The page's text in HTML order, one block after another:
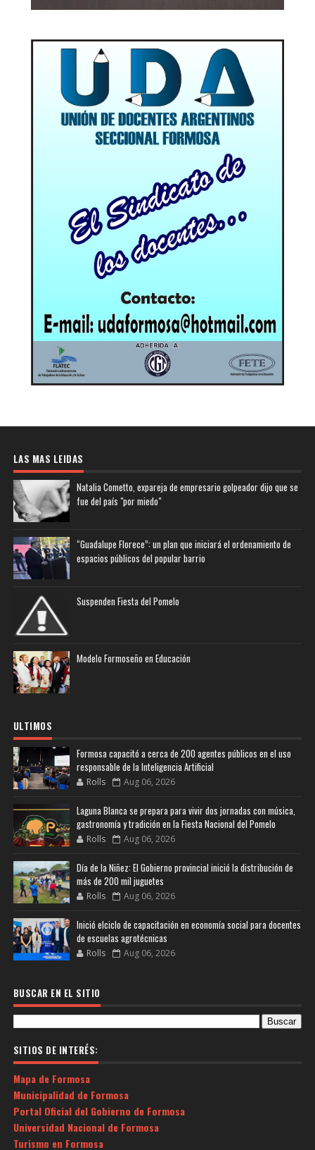
LAS MAS LEIDAS
Natalia Cometto, expareja de empresario golpeador dijo que se
fue del país "por miedo"
“Guadalupe Florece”: un plan que iniciará el ordenamiento de
espacios públicos del popular barrio
Suspenden Fiesta del Pomelo
Modelo Formoseño en Educación
ULTIMOS
Formosa capacitó a cerca de 200 agentes públicos en el uso
responsable de la Inteligencia Artificial
Rolls Aug 06, 2026
Laguna Blanca se prepara para vivir dos jornadas con música,
gastronomía y tradición en la Fiesta Nacional del Pomelo
Rolls Aug 06, 2026
Día de la Niñez: El Gobierno provincial inició la distribución de
más de 200 mil juguetes
Rolls Aug 06, 2026
Inició elciclo de capacitación en economía social para docentes
de escuelas agrotécnicas
Rolls Aug 06, 2026
BUSCAR EN EL SITIO
SITIOS DE INTERÉS:
Mapa de Formosa
Municipalidad de Formosa
Portal Oficial del Gobierno de Formosa
Universidad Nacional de Formosa
Turismo en Formosa